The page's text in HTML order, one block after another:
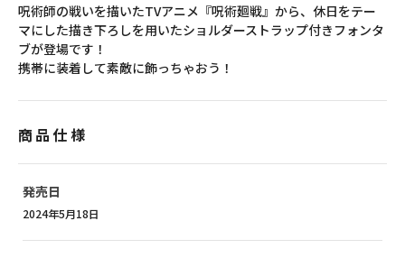
呪術師の戦いを描いたTVアニメ『呪術廻戦』から、休日をテー
マにした描き下ろしを用いたショルダーストラップ付きフォンタ
ブが登場です！
携帯に装着して素敵に飾っちゃおう！
商品仕様
発売日
2024年5月18日